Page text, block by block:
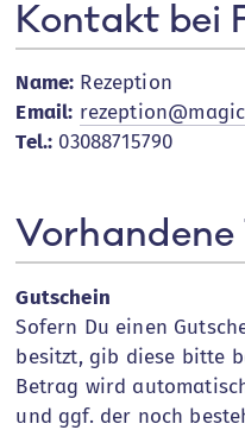
Kontakt bei
Name: Rezeption
Email:
Tel.: 03088715790
Vorhandene
Gutschein
Sofern Du einen
besitzt, gib diese bitte
Betrag wird
und ggf. der noch